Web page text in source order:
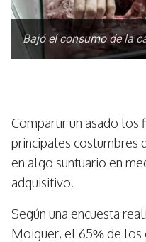
Bajó el consumo de la
Compartir un asado los
principales costumbres
en algo suntuario en
adquisitivo.
Según una encuesta
Moiguer, el 65% de los